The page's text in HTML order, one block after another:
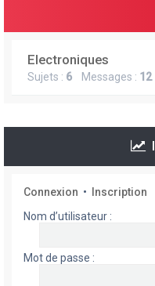
Electroniques
Sujets : 6 Messages : 12
Connexion •
Inscription
Nom d’utilisateur :
Mot de passe :